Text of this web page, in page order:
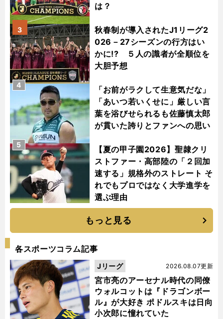
は？
秋春制が導入されたJ1リーグ2
026－27シーズンの行方はい
かに!? ５人の識者が全順位を
大胆予想
3
「お前がラクして生意気だな」
「あいつ若いくせに」厳しい言
葉を浴びせられるも佐藤慎太郎
が貫いた誇りとファンへの思い
4
【夏の甲子園2026】聖隷クリ
ストファー・高部陸の「２回加
速する」規格外のストレート そ
れでもプロではなく大学進学を
選ぶ理由
5
もっと見る
各スポーツコラム記事
宮市亮のアーセナル時代の同僚
ウォルコットは『ドラゴンボー
ル』が大好き ポドルスキは日向
小次郎に憧れていた
2026.08.07更新
Jリーグ